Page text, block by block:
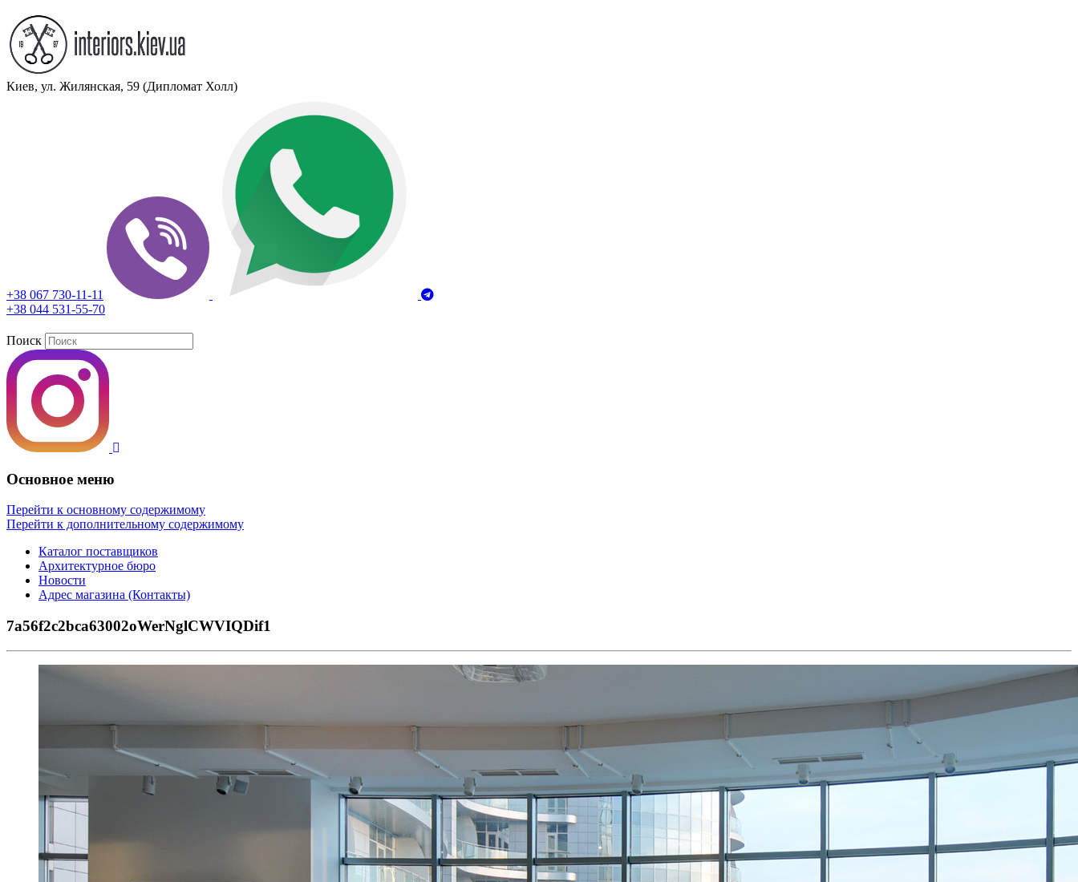
Киев, ул. Жилянская, 59 (Дипломат Холл)
+38 067 730-11-11
+38 044 531-55-70
Поиск
Основное меню
Перейти к основному содержимому
Перейти к дополнительному содержимому
Каталог поставщиков
Архитектурное бюро
Новости
Адрес магазина (Контакты)
7a56f2c2bca63002oWerNglCWVIQDif1